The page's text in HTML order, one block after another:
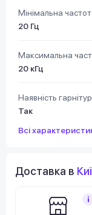
Мінімальна
20 Гц
Максимальна
20 кГц
Наявність
Так
Всі
Доставка в